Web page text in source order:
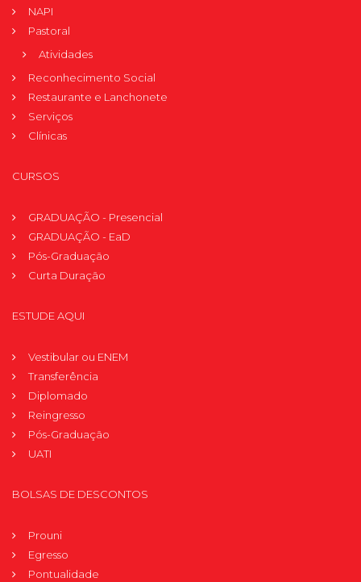
NAPI
Pastoral
Atividades
Reconhecimento Social
Restaurante e Lanchonete
Serviços
Clínicas
CURSOS
GRADUAÇÃO - Presencial
GRADUAÇÃO - EaD
Pós-Graduação
Curta Duração
ESTUDE AQUI
Vestibular ou ENEM
Transferência
Diplomado
Reingresso
Pós-Graduação
UATI
BOLSAS DE DESCONTOS
Prouni
Egresso
Pontualidade